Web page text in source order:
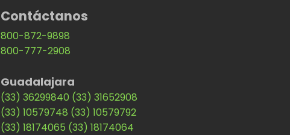
Contáctanos
800-872-9898
800-777-2908
Guadalajara
(33) 36299840 (33) 31652908
(33) 10579748 (33) 10579792
(33) 18174065 (33) 18174064